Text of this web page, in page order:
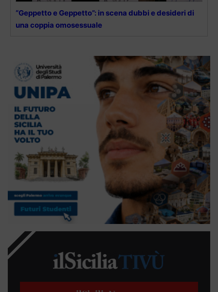
“Geppetto e Geppetto”: in scena dubbi e desideri di
una coppia omosessuale